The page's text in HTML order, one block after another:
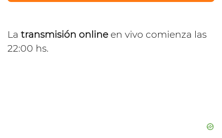
La transmisión onlineen vivo comienza las
22:00 hs.